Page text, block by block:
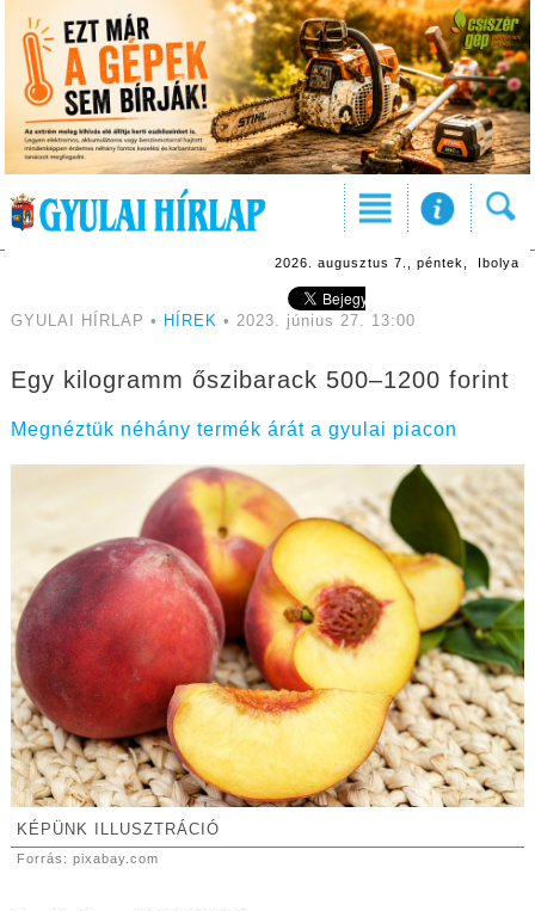
2026. augusztus 7., péntek, Ibolya
GYULAI HÍRLAP • HÍREK • 2023. június 27. 13:00
Egy kilogramm őszibarack 500–1200 forint
Megnéztük néhány termék árát a gyulai piacon
KÉPÜNK ILLUSZTRÁCIÓ
Forrás: pixabay.com